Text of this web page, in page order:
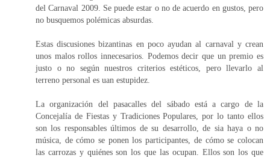
del Carnaval 2009. Se puede estar o no de acuerdo en gustos, pero
no busquemos polémicas absurdas.
Estas discusiones bizantinas en poco ayudan al carnaval y crean
unos malos rollos innecesarios. Podemos decir que un premio es
justo o no según nuestros criterios estéticos, pero llevarlo al
terreno personal es uan estupidez.
La organización del pasacalles del sábado está a cargo de la
Concejalía de Fiestas y Tradiciones Populares, por lo tanto ellos
son los responsables últimos de su desarrollo, de sia haya o no
música, de cómo se ponen los participantes, de cómo se colocan
las carrozas y quiénes son los que las ocupan. Ellos son los que